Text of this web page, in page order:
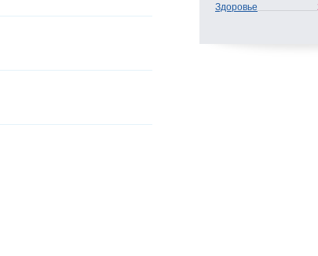
Здоровье